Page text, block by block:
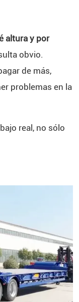
altura y por
obvio.
de más,
problemas en la
real, no sólo